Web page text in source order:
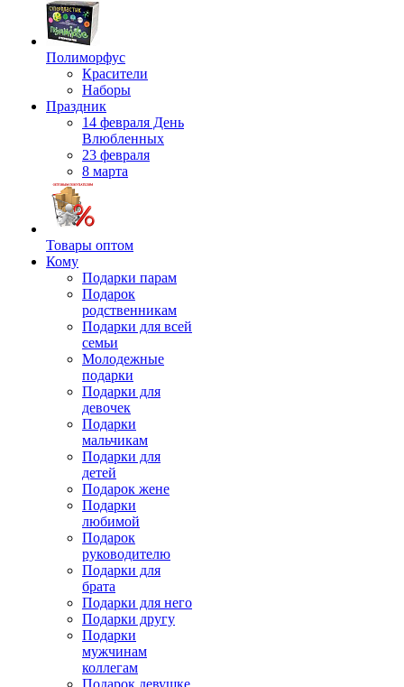
Полиморфус
Красители
Наборы
Праздник
14 февраля День
Влюбленных
23 февраля
8 марта
Товары оптом
Кому
Подарки парам
Подарок
родственникам
Подарки для всей
семьи
Молодежные
подарки
Подарки для
девочек
Подарки
мальчикам
Подарки для
детей
Подарок жене
Подарки
любимой
Подарок
руководителю
Подарки для
брата
Подарки для него
Подарки другу
Подарки
мужчинам
коллегам
Подарок девушке